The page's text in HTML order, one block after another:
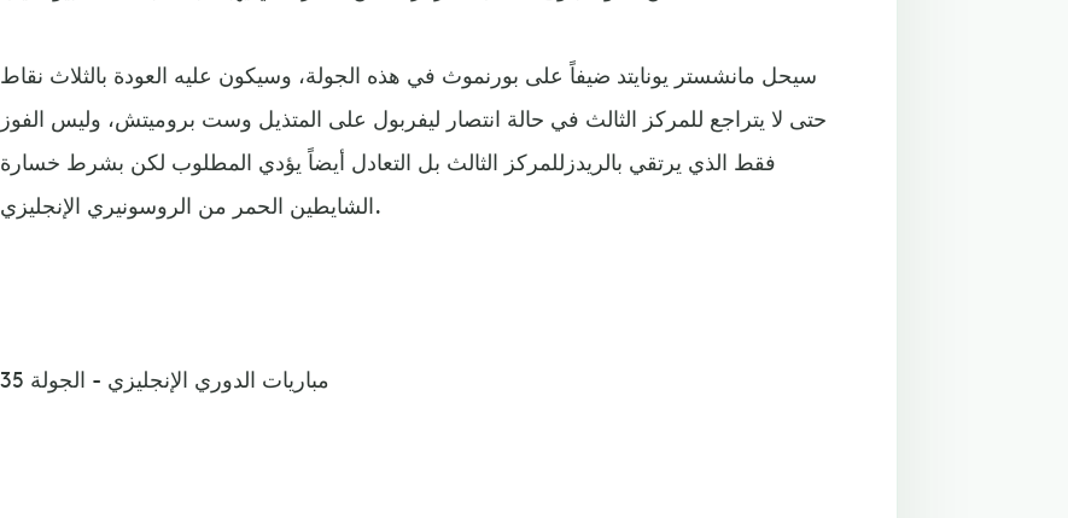
سيحل مانشستر يونايتد ضيفاً على بورنموث في هذه الجولة، وسيكون عليه العودة بالثلاث نقاط
حتى لا يتراجع للمركز الثالث في حالة انتصار ليفربول على المتذيل وست بروميتش، وليس الفوز
فقط الذي يرتقي بالريدزللمركز الثالث بل التعادل أيضاً يؤدي المطلوب لكن بشرط خسارة
الشايطين الحمر من الروسونيري الإنجليزي.
مباريات الدوري الإنجليزي - الجولة 35